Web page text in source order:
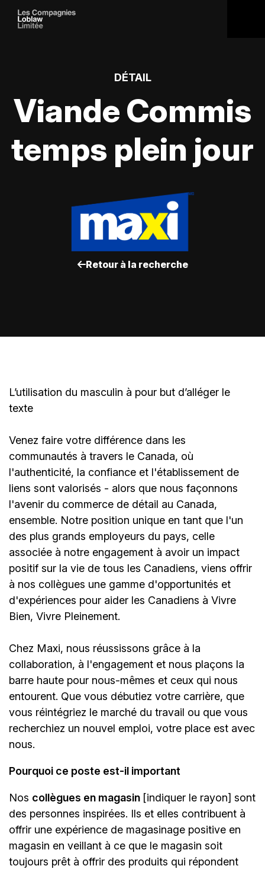
DÉTAIL
Viande Commis
temps plein jour
Retour à la recherche
L’utilisation du masculin à pour but d’alléger le
texte
Venez faire votre différence dans les
communautés à travers le Canada, où
l'authenticité, la confiance et l'établissement de
liens sont valorisés - alors que nous façonnons
l'avenir du commerce de détail au Canada,
ensemble. Notre position unique en tant que l'un
des plus grands employeurs du pays, celle
associée à notre engagement à avoir un impact
positif sur la vie de tous les Canadiens, viens offrir
à nos collègues une gamme d'opportunités et
d'expériences pour aider les Canadiens à Vivre
Bien, Vivre Pleinement.
Chez Maxi, nous réussissons grâce à la
collaboration, à l'engagement et nous plaçons la
barre haute pour nous-mêmes et ceux qui nous
entourent. Que vous débutiez votre carrière, que
vous réintégriez le marché du travail ou que vous
recherchiez un nouvel emploi, votre place est avec
nous.
Pourquoi ce poste est-il important
Nos collègues en magasin [indiquer le rayon] sont
des personnes inspirées. Ils et elles contribuent à
offrir une expérience de magasinage positive en
magasin en veillant à ce que le magasin soit
toujours prêt à offrir des produits qui répondent